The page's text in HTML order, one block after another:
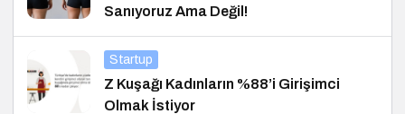
Sanıyoruz Ama Değil!
Startup
Z Kuşağı Kadınların %88’i Girişimci
Olmak İstiyor